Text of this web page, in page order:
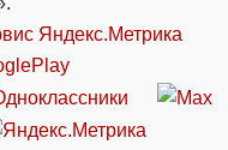
Яндекс.Метрика